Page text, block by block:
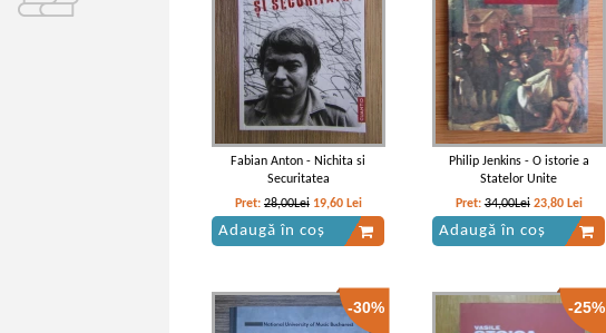
Fabian Anton - Nichita si
Securitatea
Pret: 28,00Lei 19,60 Lei
Adaugă în coș
Philip Jenkins - O istorie a
Statelor Unite
Pret:34,00Lei 23,80 Lei
Adaugă în coș
-30% -25%